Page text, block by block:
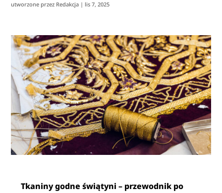
utworzone przez Redakcja | lis 7, 2025
Tkaniny godne świątyni – przewodnik po